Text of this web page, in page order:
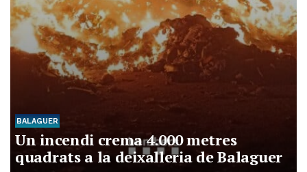
BALAGUER
Un incendi crema 4.000 metres
quadrats a la deixalleria de Balaguer